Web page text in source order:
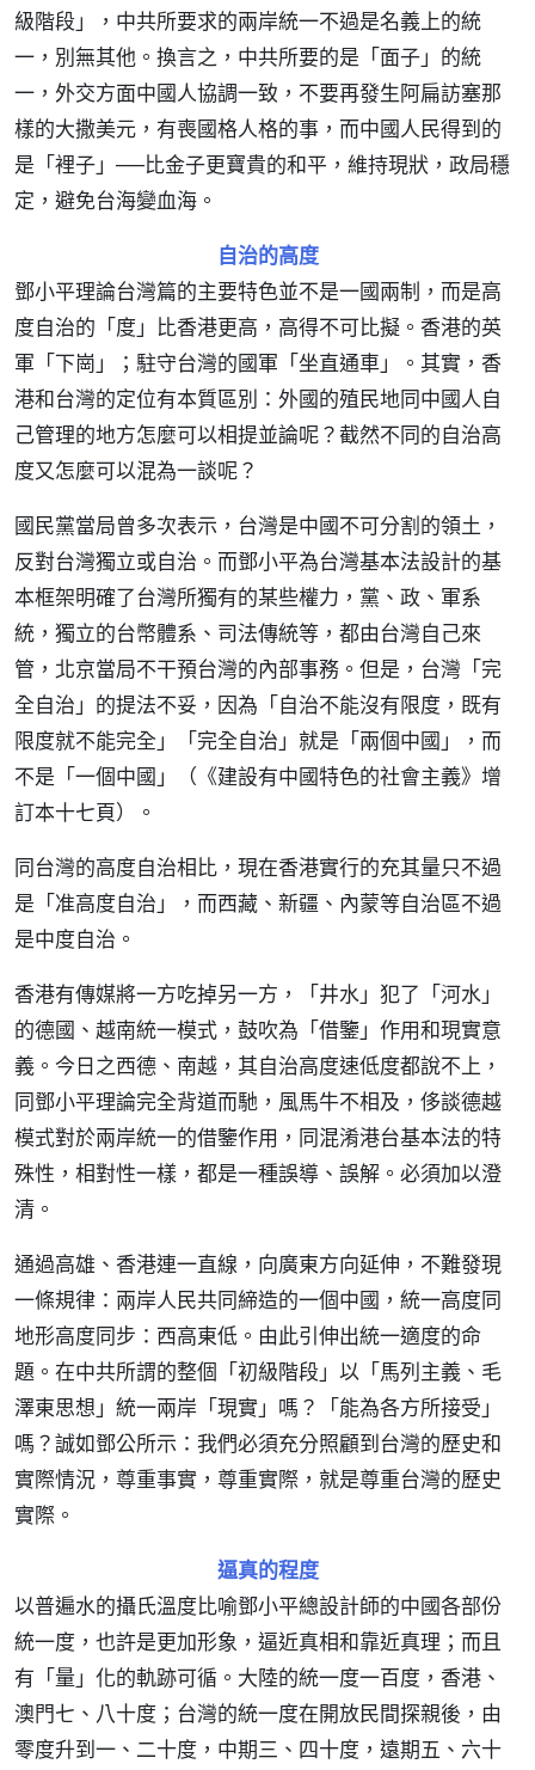
級階段」，中共所要求的兩岸統一不過是名義上的統
一，別無其他。換言之，中共所要的是「面子」的統
一，外交方面中國人協調一致，不要再發生阿扁訪塞那
樣的大撒美元，有喪國格人格的事，而中國人民得到的
是「裡子」──比金子更寶貴的和平，維持現狀，政局穩
定，避免台海變血海。
自治的高度
鄧小平理論台灣篇的主要特色並不是一國兩制，而是高
度自治的「度」比香港更高，高得不可比擬。香港的英
軍「下崗」；駐守台灣的國軍「坐直通車」。其實，香
港和台灣的定位有本質區別：外國的殖民地同中國人自
己管理的地方怎麼可以相提並論呢？截然不同的自治高
度又怎麼可以混為一談呢？
國民黨當局曾多次表示，台灣是中國不可分割的領土，
反對台灣獨立或自治。而鄧小平為台灣基本法設計的基
本框架明確了台灣所獨有的某些權力，黨、政、軍系
統，獨立的台幣體系、司法傳統等，都由台灣自己來
管，北京當局不干預台灣的內部事務。但是，台灣「完
全自治」的提法不妥，因為「自治不能沒有限度，既有
限度就不能完全」「完全自治」就是「兩個中國」，而
不是「一個中國」（《建設有中國特色的社會主義》增
訂本十七頁）。
同台灣的高度自治相比，現在香港實行的充其量只不過
是「准高度自治」，而西藏、新疆、內蒙等自治區不過
是中度自治。
香港有傳媒將一方吃掉另一方，「井水」犯了「河水」
的德國、越南統一模式，鼓吹為「借鑒」作用和現實意
義。今日之西德、南越，其自治高度速低度都說不上，
同鄧小平理論完全背道而馳，風馬牛不相及，侈談德越
模式對於兩岸統一的借鑒作用，同混淆港台基本法的特
殊性，相對性一樣，都是一種誤導、誤解。必須加以澄
清。
通過高雄、香港連一直線，向廣東方向延伸，不難發現
一條規律：兩岸人民共同締造的一個中國，統一高度同
地形高度同步：西高東低。由此引伸出統一適度的命
題。在中共所謂的整個「初級階段」以「馬列主義、毛
澤東思想」統一兩岸「現實」嗎？「能為各方所接受」
嗎？誠如鄧公所示：我們必須充分照顧到台灣的歷史和
實際情況，尊重事實，尊重實際，就是尊重台灣的歷史
實際。
逼真的程度
以普遍水的攝氏溫度比喻鄧小平總設計師的中國各部份
統一度，也許是更加形象，逼近真相和靠近真理；而且
有「量」化的軌跡可循。大陸的統一度一百度，香港、
澳門七、八十度；台灣的統一度在開放民間探親後，由
零度升到一、二十度，中期三、四十度，遠期五、六十